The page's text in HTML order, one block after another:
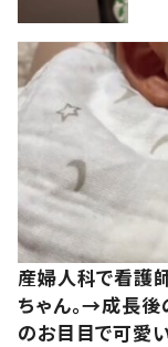
産婦人科で看護
ちゃん。→成長後
のお目目で可愛い